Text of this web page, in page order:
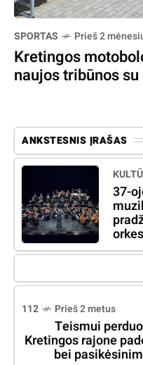
SPORTAS Prieš 2
Kretingos
naujos tribūnos
ANKSTESNIS ĮRAŠAS
37-
112 Prieš 2 metus
Teismui
Kretingos rajone
bei